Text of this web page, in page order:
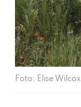
Foto: Elise Wilcox